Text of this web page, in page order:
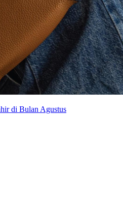
di Bulan Agustus